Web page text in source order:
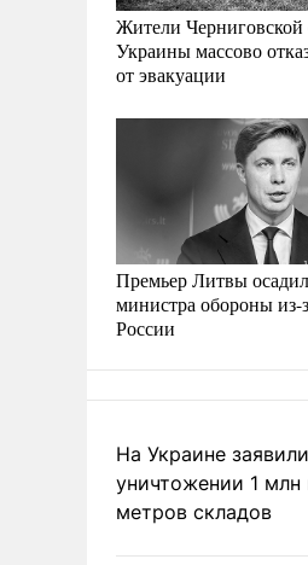
Жители Черниговской
Украины массово
от эвакуации
Премьер Литвы осадил
министра обороны из-
России
На Украине
уничтожении 1 млн
метров складов